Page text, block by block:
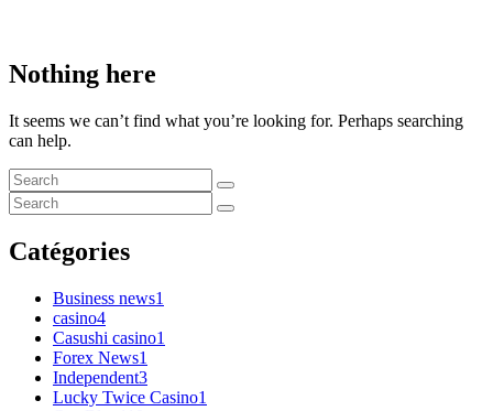
Nothing here
It seems we can’t find what you’re looking for. Perhaps searching
can help.
Catégories
Business news1
casino4
Casushi casino1
Forex News1
Independent3
Lucky Twice Casino1